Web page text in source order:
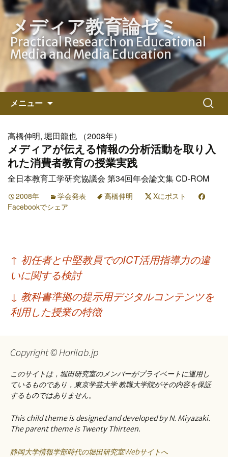
メディア教育論ゼミ
Practical Research on Educational
Media and Media Education
メニュー
ン
ツ
へ
ス
キ
ッ
プ
検
索:
高橋伸明, 堀田龍也 （2008年）
メディアが伝える情報の分析活動を取り入
れた消費者教育の授業実践
全日本教育工学研究協議会 第34回年会論文集 CD-ROM
2008年 学会発表 高橋伸明
Xにポスト
Facebookでシェア
投
稿
ナ
ビ
ー
ョ
ン
↑ 初任者と中堅教員でのICT活用指導力の違
いに関する検討
↓ 教科書準拠の提示用デジタルコンテンツを
利用した授業の特徴
Copyright © Horilab.jp
このサイトは，堀田研究室のメンバーがプライベートに運用し
ているものであり，東京学芸大学 教職大学院がその内容を保証
するものではありません。
This child theme is designed and developed by N. Miyazaki.
The parent theme is Twenty Thirteen.
静岡大学情報学部時代の堀田研究室Webサイトへ